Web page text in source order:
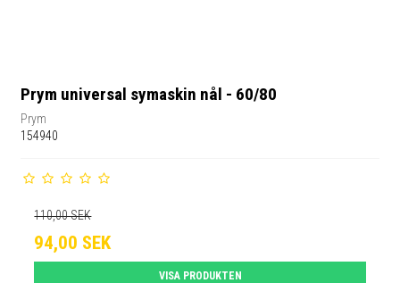
Prym universal symaskin nål - 60/80
Prym
154940
110,00 SEK
94,00 SEK
VISA PRODUKTEN